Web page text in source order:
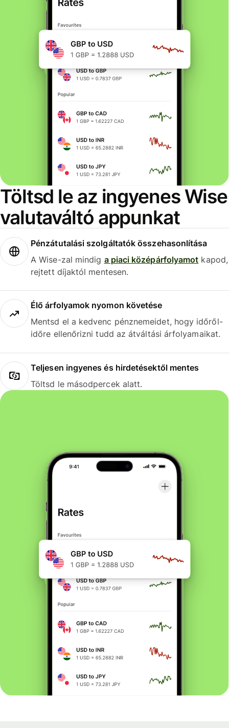
Töltsd le az ingyenes Wise
valutaváltó appunkat
Pénzátutalási szolgáltatók összehasonlítása
A Wise-zal mindig a piaci középárfolyamot kapod,
rejtett díjaktól mentesen.
Élő árfolyamok nyomon követése
Mentsd el a kedvenc pénznemeidet, hogy időről-
időre ellenőrizni tudd az átváltási árfolyamaikat.
Teljesen ingyenes és hirdetésektől mentes
Töltsd le másodpercek alatt.